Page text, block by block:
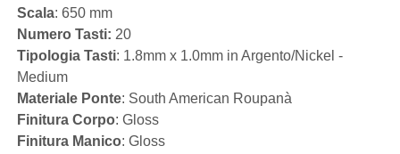
Scala: 650 mm
Numero Tasti: 20
Tipologia Tasti: 1.8mm x 1.0mm in Argento/Nickel -
Medium
Materiale Ponte: South American Roupanà
Finitura Corpo: Gloss
Finitura Manico: Gloss